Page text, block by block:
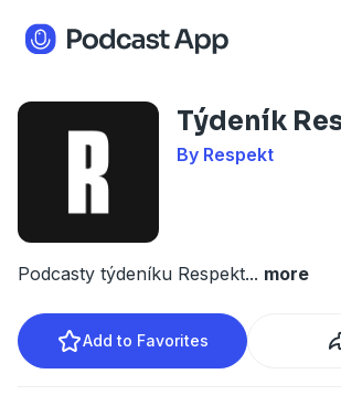
Týdeník
By Respekt
Podcasty týdeníku Respekt... more
Add to Favorites